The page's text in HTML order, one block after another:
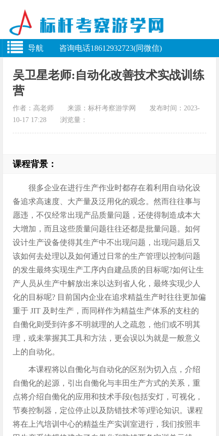
导航 咨询电话18612932723(同微信)
吴卫星老师:自动化改善技术实战训练
营
作者：高老师 来源：标杆考察游学网 发布时间：2023-
10-17 17:28 浏览量：
课程背景：
很多企业在进行生产作业时都存在着利用自动化设
备追求高速度、大产量及泛用化的观念。然而往往事与
愿违，不仅经常出现产品质量问题，还使得制造成本大
大增加，而且这些质量问题往往还都是批量问题。如何
设计生产设备使得其生产中不出现问题，出现问题后又
该如何去处理以及如何通过日常的生产管理以控制问题
的发生最终实现生产工序内自建品质的目标呢?如何让生
产人员从生产中解放出来以达到省人化，最终实现少人
化的目标呢? 目前国内企业在追求精益生产时往往更加偏
重于 JIT 及时生产，而同样作为精益生产体系的支柱的
自働化则受到许多不明就理的人之疏忽，他们或不明其
理，或未掌握其工具和方法，更会误以为就是一般意义
上的自动化。
本课程将以自働化与自动化的区别为切入点，介绍
自働化的起源，引出自働化与丰田生产方式的关系，重
点将介绍自働化的应用和技术手段(包括安灯，可视化，
节奏控制器，定位停止以及防错技术等)理论知识。课程
将在上汽培训中心的精益生产实训室进行，我们按照丰